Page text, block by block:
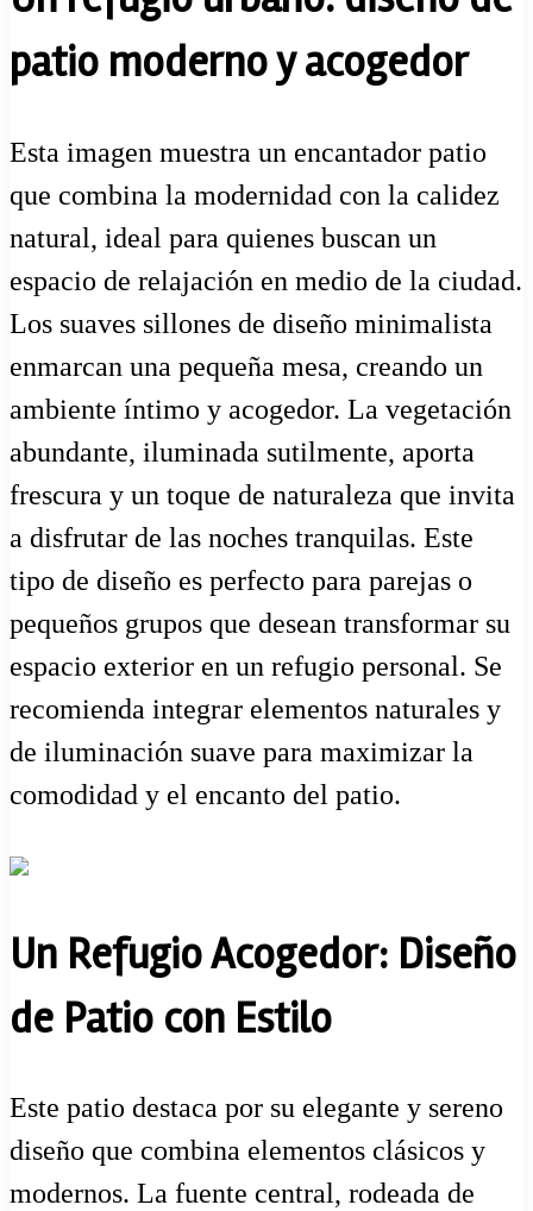
patio moderno y acogedor
Esta imagen muestra un encantador patio
que combina la modernidad con la calidez
natural, ideal para quienes buscan un
espacio de relajación en medio de la ciudad.
Los suaves sillones de diseño minimalista
enmarcan una pequeña mesa, creando un
ambiente íntimo y acogedor. La vegetación
abundante, iluminada sutilmente, aporta
frescura y un toque de naturaleza que invita
a disfrutar de las noches tranquilas. Este
tipo de diseño es perfecto para parejas o
pequeños grupos que desean transformar su
espacio exterior en un refugio personal. Se
recomienda integrar elementos naturales y
de iluminación suave para maximizar la
comodidad y el encanto del patio.
Un Refugio Acogedor: Diseño
de Patio con Estilo
Este patio destaca por su elegante y sereno
diseño que combina elementos clásicos y
modernos. La fuente central, rodeada de